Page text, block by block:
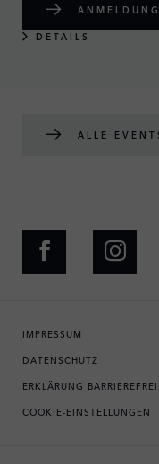
ANMELDUNG
DETAILS
ALLE
IMPRESSUM
DATENSCHUTZ
ERKLÄRUNG
COOKIE-EINSTELLUNGEN